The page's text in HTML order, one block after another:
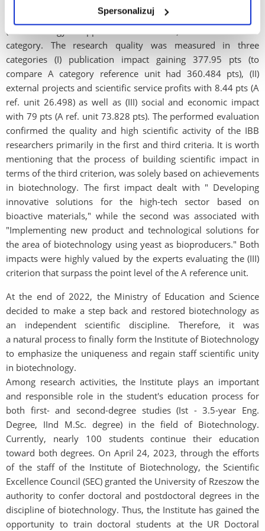
Spersonalizuj
evaluated (2017-2022) in the discipline of biological sciences
(biotechnology disappeared from the list) and received a B+
category. The research quality was measured in three
categories (I) publication impact gaining 377.95 pts (to
compare A category reference unit had 360.484 pts), (II)
external projects and scientific service profits with 8.44 pts (A
ref. unit 26.498) as well as (III) social and economic impact
with 79 pts (A ref. unit 73.828 pts). The performed evaluation
confirmed the quality and high scientific activity of the IBB
researchers primarily in the first and third criteria. It is worth
mentioning that the process of building scientific impact in
terms of the third criterion, was solely based on achievements
in biotechnology. The first impact dealt with " Developing
innovative solutions for the high-tech sector based on
bioactive materials," while the second was associated with
"Implementing new product and technological solutions for
the area of biotechnology using yeast as bioproducers." Both
impacts were highly valued by the experts evaluating the (III)
criterion that surpass the point level of the A reference unit.
At the end of 2022, the Ministry of Education and Science
decided to make a step back and restored biotechnology as
an independent scientific discipline. Therefore, it was
a natural process to finally form the Institute of Biotechnology
to emphasize the uniqueness and regain staff scientific unity
in biotechnology.
Among research activities, the Institute plays an important
and responsible role in the student's education process for
both first- and second-degree studies (Ist - 3.5-year Eng.
Degree, IInd M.Sc. degree) in the field of Biotechnology.
Currently, nearly 100 students continue their education
toward both degrees. On April 24, 2023, through the efforts
of the staff of the Institute of Biotechnology, the Scientific
Excellence Council (SEC) granted the University of Rzeszow the
authority to confer doctoral and postdoctoral degrees in the
discipline of biotechnology. Thus, the Institute has gained the
opportunity to train doctoral students at the UR Doctoral